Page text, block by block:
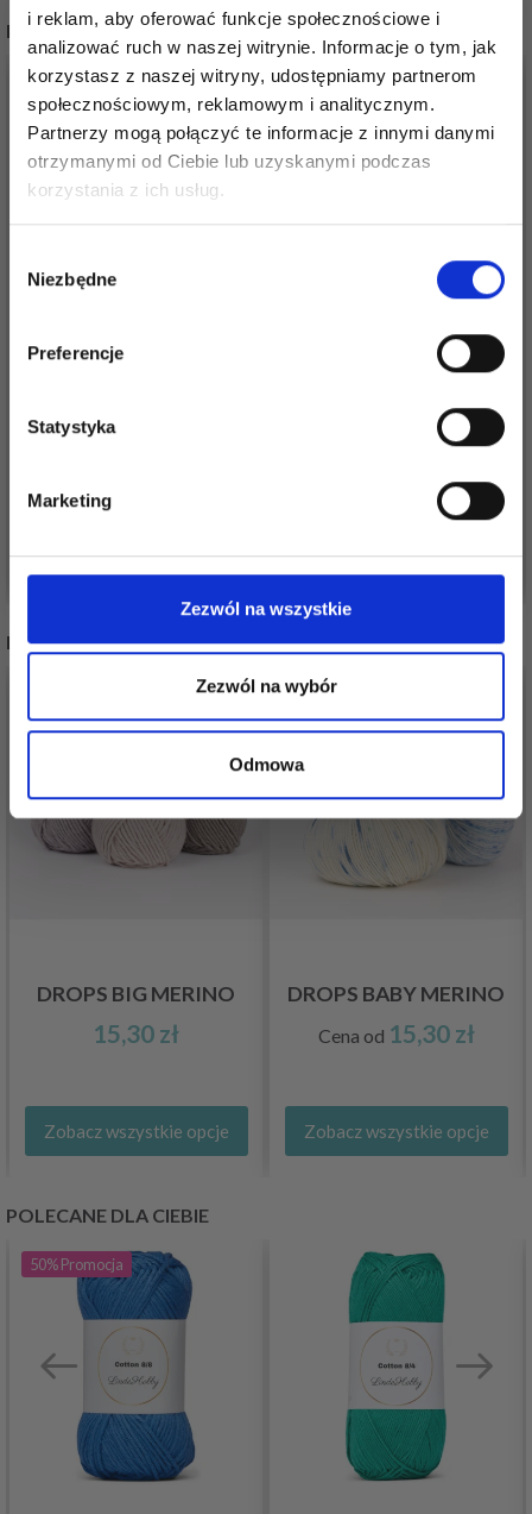
i reklam, aby oferować funkcje społecznościowe i
analizować ruch w naszej witrynie. Informacje o tym, jak
korzystasz z naszej witryny, udostępniamy partnerom
społecznościowym, reklamowym i analitycznym.
Partnerzy mogą połączyć te informacje z innymi danymi
otrzymanymi od Ciebie lub uzyskanymi podczas
korzystania z ich usług.
zgody
Niezbędne
Preferencje
Statystyka
Marketing
Zezwól na wszystkie
Zezwól na wybór
Odmowa
POPULARNE ALTERNATYWY
CHIAOGOO ZESTAW
POŃCZOSZNICZYCH
NIERDZEWNEJ, 15 CM
(2.00-3.25 MM)
Dodaj do koszyka
20%Promocja
KNITPRO GINGER
ZESTAW DRUTÓW
POŃCZOSZNICZYCH,
MIDI, 15 CM
08/09/2026
Dodaj do koszyka
INNI TEŻ WIDZIELI
DROPS BIG MERINO
15,30 zł
Zobacz wszystkie opcje
DROPS BABY MERINO
Cena od 15,30 zł
Zobacz wszystkie opcje
POLECANE DLA CIEBIE
50%Promocja
Oszczędź nawet do 50%
miłośników włóczek i uzyskaj wyłączny
dostęp do inspirujących wzorów na druty i